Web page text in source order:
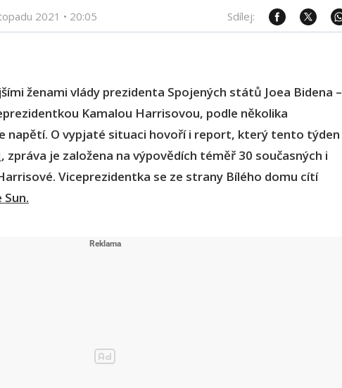
2021 • 20:05 Sdílej:
ženami vlády prezidenta Spojených států Joea Bidena –
Kamalou Harrisovou, podle několika
napětí. O vypjaté situaci hovoří i report, který tento týden
, zpráva je založena na výpovědích téměř 30 současných i
Viceprezidentka se ze strany Bílého domu cítí
Sun.